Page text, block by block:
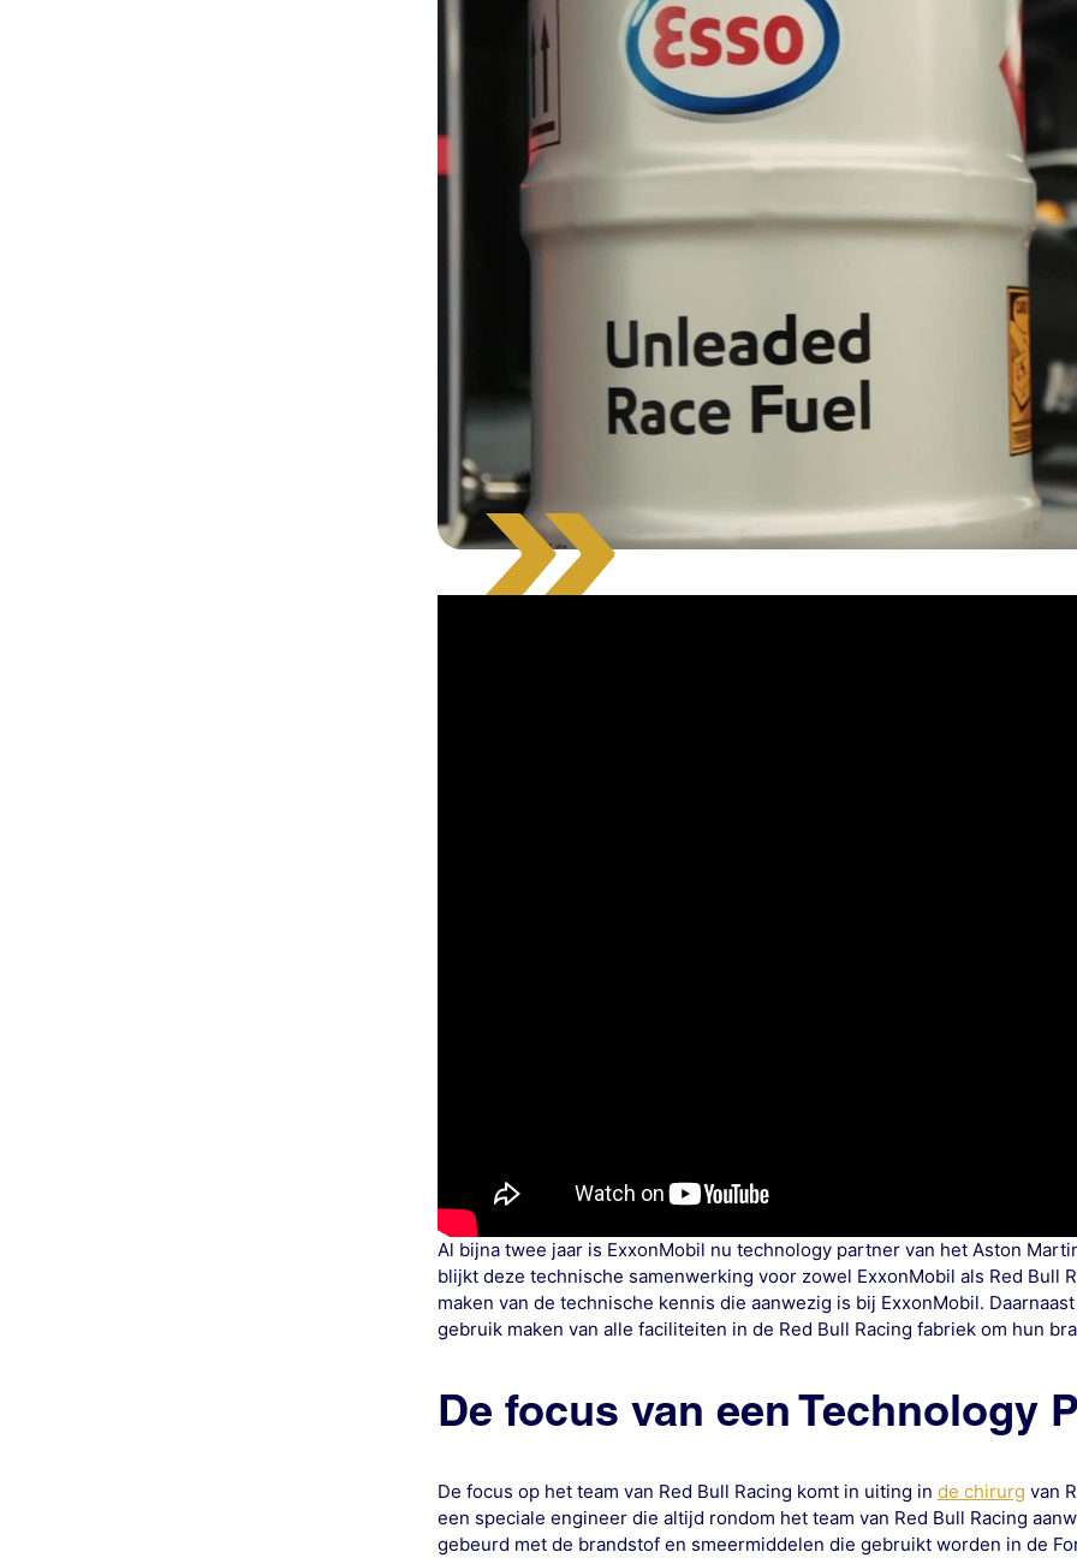
Al bijna twee jaar is ExxonMobil nu technology partner van het Aston
blijkt deze technische samenwerking voor zowel ExxonMobil als Red Bull
maken van de technische kennis die aanwezig is bij ExxonMobil.
gebruik maken van alle faciliteiten in de Red Bull Racing fabriek om hun
De focus van een Technology
De focus op het team van Red Bull Racing komt in uiting in de chirurg van
een speciale engineer die altijd rondom het team van Red Bull Racing
gebeurd met de brandstof en smeermiddelen die gebruikt worden in de